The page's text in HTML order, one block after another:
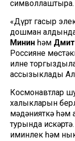
символлаштыра.
«Дүрт гасыр
дошман
Минин һәм
Россиянең
илне
ассызыклады
Космонавтлар
халыкларын
мәдәнияткә һәм
турында
иминлек һәм